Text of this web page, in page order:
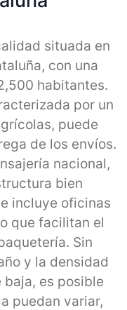
situada en
con una
habitantes.
por un
puede
de los envíos.
nacional,
bien
incluye oficinas
que facilitan el
Sin
y la densidad
es posible
puedan variar,